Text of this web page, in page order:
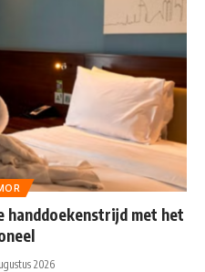
met het
2026